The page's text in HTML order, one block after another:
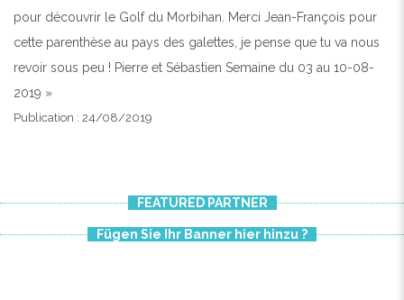
pour découvrir le Golf du Morbihan. Merci Jean-François pour
cette parenthèse au pays des galettes, je pense que tu va nous
revoir sous peu ! Pierre et Sébastien Semaine du 03 au 10-08-
2019 »
Publication : 24/08/2019
FEATURED PARTNER
Fügen Sie Ihr Banner hier hinzu ?